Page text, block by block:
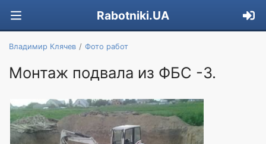
Rabotniki.UA
Владимир Клячев Фото работ
Монтаж подвала из ФБС -3.